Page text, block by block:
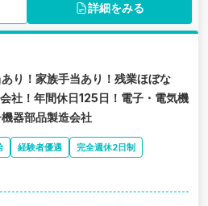
詳細をみる
あり！家族手当あり！残業ほぼな
社！年間休日125日！電子・電気機
器部品製造会社
経験者優遇
完全週休2日制